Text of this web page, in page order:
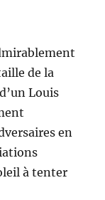
de la
Louis
en
à tenter